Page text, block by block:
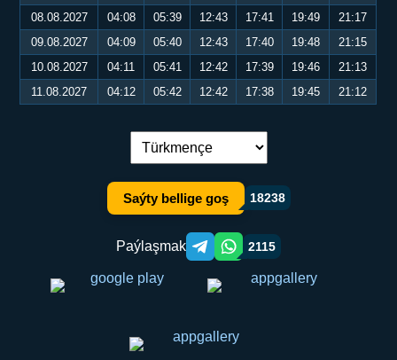
08.08.2027
04:08 05:39 12:43 17:41 19:49
21:17
09.08.2027
04:09 05:40 12:43 17:40 19:48
21:15
10.08.2027
04:11 05:41 12:42 17:39 19:46
21:13
11.08.2027
04:12 05:42 12:42 17:38 19:45 21:12
Dil çalşyryş:
Saýty bellige goş 18238
Paýlaşmak Telegram orqali ulashish
WhatsApp orqali ulashish
2115